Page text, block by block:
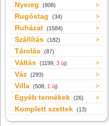
Nyereg (808)
Rugóstag (34)
Ruházat (1584)
Szállítás (182)
Tárolás (87)
Váltás (1199, 3 új)
Váz (293)
Villa (508, 1 új)
Egyéb termékek (26)
Komplett szettek (13)